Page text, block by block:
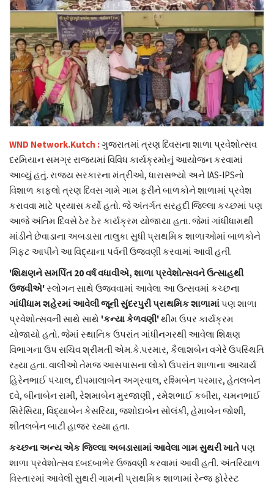
WND Network.Kutch :ગુજરાતમાં ત્રણ દિવસના શાળા પ્રવેશોત્સવ
દરમિયાન સમગ્ર રાજ્યમાં વિવિધ કાર્યક્રમોનું આયોજન કરવામાં
આવ્યું હતું. રાજ્ય સરકારના મંત્રીઓ, ધારાસભ્યો અને IAS-IPSનો
વિશાળ કાફલો ત્રણ દિવસ ગામે ગામ ફરીને બાળકોને શાળામાં પ્રવેશ
કરાવવા માટે પ્રયાસ કર્યો હતો. જે અંતર્ગત સરહદી જિલ્લા કચ્છમાં પણ
આજે અંતિમ દિવસે ઠેર ઠેર કાર્યક્રમ યોજાયા હતા. જેમાં ગાંધીધામથી
માંડીને છેવાડાના અબડાસા તાલુકા સુધી પ્રાથમિક શાળાઓમાં બાળકોને
ગિફ્ટ આપીને આ વિદ્યાના પર્વની ઉજવણી કરવામાં આવી હતી.
'શિક્ષણને સમર્પિત 20 વર્ષ વધાવીએ, શાળા પ્રવેશોત્સવને ઉત્સાહથી
ઉજવીએ'સ્લોગન સાથે ઉજવવામાં આવેલા આ ઉત્સવમાં કચ્છના
ગાંધીધામ શહેરમાં આવેલી જૂની સુંદરપુરી પ્રાથમિક શાળામાંપણ શાળા
પ્રવેશોત્સવની સાથે સાથે 'કન્યા કેળવણી'થીમ ઉપર કાર્યક્રમ
યોજાયો હતો. જેમાં સ્થાનિક ઉપરાંત ગાંધીનગરથી આવેલા શિક્ષણ
વિભાગના ઉપ સચિવ શ્રીમતી એમ.કે.પરમાર, કૈલાશબેન વગેરે ઉપસ્થિતિ
રહ્યા હતા. વાલીઓ તેમજ આસપાસના લોકો ઉપરાંત શાળાના આચાર્ય
હિરેનભાઈ પંચાલ, દીપમાલાબેન અગ્રવાલ, રશ્મિબેન પરમાર, હેતલબેન
દવે, બીનાબેન રામી, રેશમાબેન મુરજાણી , રમેશભાઈ કબીરા, ચમનભાઈ
સિરેસિયા, વિદ્યાબેન કેસરિયા, જશોદાબેન સોલંકી, હેમાબેન જોશી,
શીતલબેન બાટી હાજર રહ્યા હતા.
કચ્છના અન્ય એક જિલ્લા અબડાસામાં આવેલા ગામ સુથરી ખાતેપણ
શાળા પ્રવેશોત્સવ દબદબાભેર ઉજવણી કરવામાં આવી હતી. અંતરિયાળ
વિસ્તારમાં આવેલી સુથરી ગામની પ્રાથમિક શાળામાં રેન્જ ફોરેસ્ટ